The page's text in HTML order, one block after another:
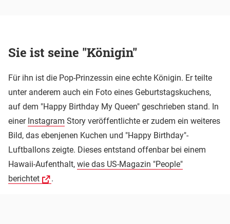
Sie ist seine "Königin"
Für ihn ist die Pop-Prinzessin eine echte Königin. Er teilte
unter anderem auch ein Foto eines Geburtstagskuchens,
auf dem "Happy Birthday My Queen" geschrieben stand. In
einer Instagram Story veröffentlichte er zudem ein weiteres
Bild, das ebenjenen Kuchen und "Happy Birthday"-
Luftballons zeigte. Dieses entstand offenbar bei einem
Hawaii-Aufenthalt, wie das US-Magazin "People"
berichtet
.